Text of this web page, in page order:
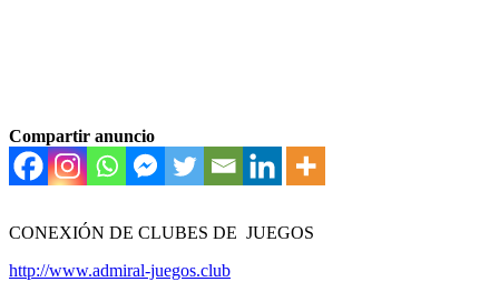
Compartir anuncio
CONEXIÓN DE CLUBES DE JUEGOS
http://www.admiral-juegos.club